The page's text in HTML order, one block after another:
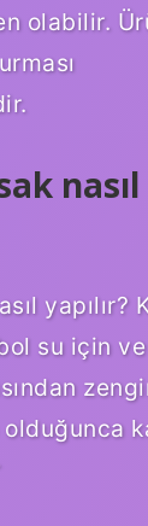
olabilir.
nasıl
yapılır?
su için